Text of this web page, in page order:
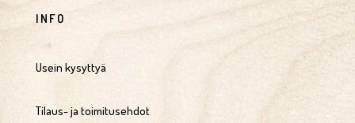
INFO
Usein kysyttyä
Tilaus- ja toimitusehdot